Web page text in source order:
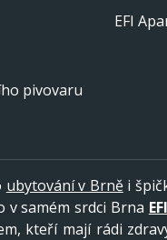
pivovaru
EFI
ubytování v Brněi
v samém srdci Brna
kteří mají rádi